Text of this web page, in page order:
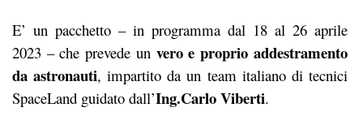
E’ un pacchetto – in programma dal 18 al 26 aprile
2023 – che prevede un vero e proprio addestramento
da astronauti, impartito da un team italiano di tecnici
SpaceLand guidato dall’Ing.Carlo Viberti.